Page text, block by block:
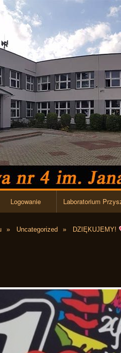
Przejdź do
Logowanie Laboratorium
Uncategorized DZIĘKUJEMY!